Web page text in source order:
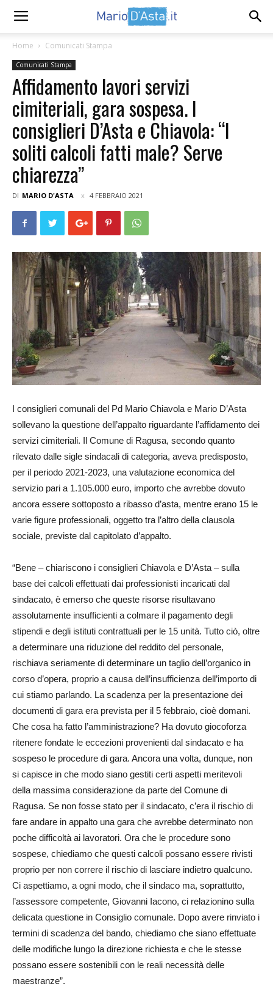
Home Comunicati Stampa
Comunicati Stampa
Affidamento lavori servizi
cimiteriali, gara sospesa. I
consiglieri D’Asta e Chiavola: “I
soliti calcoli fatti male? Serve
chiarezza”
DI MARIO D'ASTA 4 FEBBRAIO 2021
I consiglieri comunali del Pd Mario Chiavola e Mario D’Asta
sollevano la questione dell’appalto riguardante l’affidamento dei
servizi cimiteriali. Il Comune di Ragusa, secondo quanto
rilevato dalle sigle sindacali di categoria, aveva predisposto,
per il periodo 2021-2023, una valutazione economica del
servizio pari a 1.105.000 euro, importo che avrebbe dovuto
ancora essere sottoposto a ribasso d’asta, mentre erano 15 le
varie figure professionali, oggetto tra l’altro della clausola
sociale, previste dal capitolato d’appalto.
“Bene – chiariscono i consiglieri Chiavola e D’Asta – sulla
base dei calcoli effettuati dai professionisti incaricati dal
sindacato, è emerso che queste risorse risultavano
assolutamente insufficienti a colmare il pagamento degli
stipendi e degli istituti contrattuali per le 15 unità. Tutto ciò, oltre
a determinare una riduzione del reddito del personale,
rischiava seriamente di determinare un taglio dell’organico in
corso d’opera, proprio a causa dell’insufficienza dell’importo di
cui stiamo parlando. La scadenza per la presentazione dei
documenti di gara era prevista per il 5 febbraio, cioè domani.
Che cosa ha fatto l’amministrazione? Ha dovuto giocoforza
ritenere fondate le eccezioni provenienti dal sindacato e ha
sospeso le procedure di gara. Ancora una volta, dunque, non
si capisce in che modo siano gestiti certi aspetti meritevoli
della massima considerazione da parte del Comune di
Ragusa. Se non fosse stato per il sindacato, c’era il rischio di
fare andare in appalto una gara che avrebbe determinato non
poche difficoltà ai lavoratori. Ora che le procedure sono
sospese, chiediamo che questi calcoli possano essere rivisti
proprio per non correre il rischio di lasciare indietro qualcuno.
Ci aspettiamo, a ogni modo, che il sindaco ma, soprattutto,
l’assessore competente, Giovanni Iacono, ci relazionino sulla
delicata questione in Consiglio comunale. Dopo avere rinviato i
termini di scadenza del bando, chiediamo che siano effettuate
delle modifiche lungo la direzione richiesta e che le stesse
possano essere sostenibili con le reali necessità delle
maestranze”.